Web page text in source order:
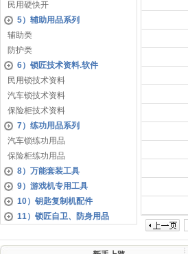
民用硬快开
5）辅助用品系列
辅助类
防护类
6）锁匠技术资料.软件
民用锁技术资料
汽车锁技术资料
保险柜技术资料
7）练功用品系列
汽车锁练功用品
保险柜练功用品
8）万能套装工具
9）游戏机专用工具
10）钥匙复制机配件
11）锁匠自卫、防身用品